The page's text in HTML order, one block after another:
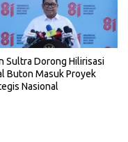
Sultra Dorong Hilirisasi
Buton Masuk Proyek
Nasional